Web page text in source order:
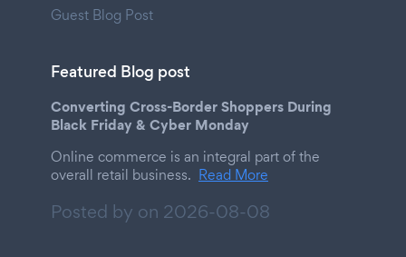
Guest Blog Post
Featured Blog post
Converting Cross-Border Shoppers During
Black Friday & Cyber Monday
Online commerce is an integral part of the
overall retail business. Read More
Posted by on 2026-08-08